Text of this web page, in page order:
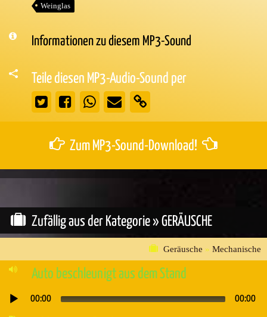
Weinglas
Informationen zu diesem MP3-Sound
Teile diesen MP3-Audio-Sound per
Zum MP3-Sound-Download!
Zufällig aus der Kategorie » GERÄUSCHE
Geräusche » Mechanische
Auto beschleunigt aus dem Stand
Audio-
00:00 00:00